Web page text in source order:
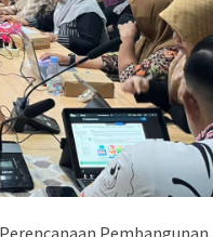
Pembangunan,